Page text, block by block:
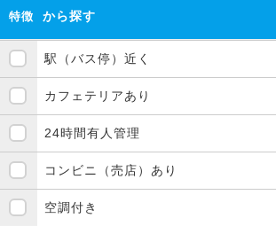
特徴 から探す
駅（バス停）近く
カフェテリアあり
24時間有人管理
コンビニ（売店）あり
空調付き